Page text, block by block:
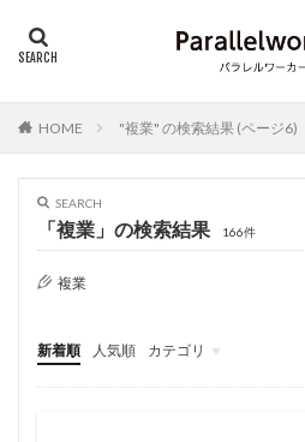
HOME "複業" の検索結果 (ページ6)
SEARCH
「複業」の検索結果 166件
複業
新着順 人気順
カテゴリ
フリーランス基礎知識
仕事・キャリア